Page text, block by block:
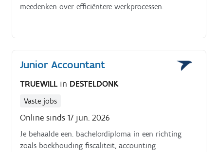
meedenken over efficiëntere werkprocessen.
Junior Accountant
TRUEWILL in DESTELDONK
Vaste jobs
Online sinds 17 jun. 2026
Je behaalde een. bachelordiploma in een richting
zoals boekhouding fiscaliteit, accounting